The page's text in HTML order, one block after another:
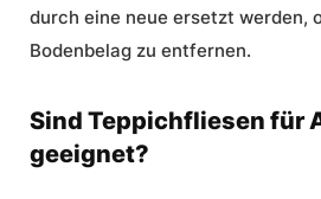
durch eine neue ersetzt werden,
Bodenbelag zu entfernen.
Sind Teppichfliesen für
geeignet?